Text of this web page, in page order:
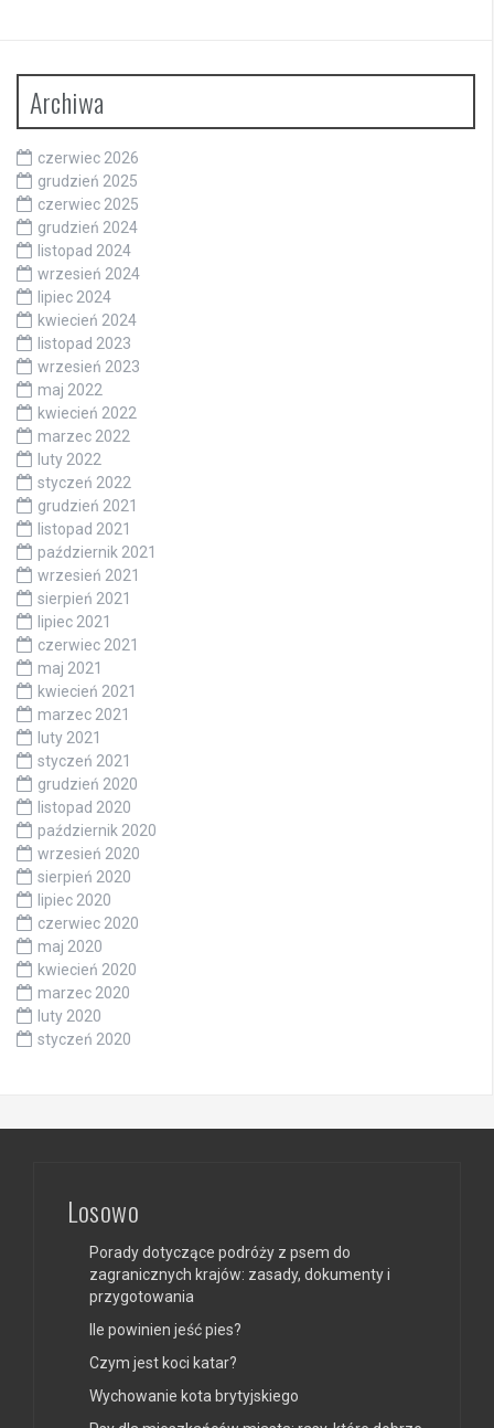
Archiwa
czerwiec 2026
grudzień 2025
czerwiec 2025
grudzień 2024
listopad 2024
wrzesień 2024
lipiec 2024
kwiecień 2024
listopad 2023
wrzesień 2023
maj 2022
kwiecień 2022
marzec 2022
luty 2022
styczeń 2022
grudzień 2021
listopad 2021
październik 2021
wrzesień 2021
sierpień 2021
lipiec 2021
czerwiec 2021
maj 2021
kwiecień 2021
marzec 2021
luty 2021
styczeń 2021
grudzień 2020
listopad 2020
październik 2020
wrzesień 2020
sierpień 2020
lipiec 2020
czerwiec 2020
maj 2020
kwiecień 2020
marzec 2020
luty 2020
styczeń 2020
Losowo
Porady dotyczące podróży z psem do
zagranicznych krajów: zasady, dokumenty i
przygotowania
Ile powinien jeść pies?
Czym jest koci katar?
Wychowanie kota brytyjskiego